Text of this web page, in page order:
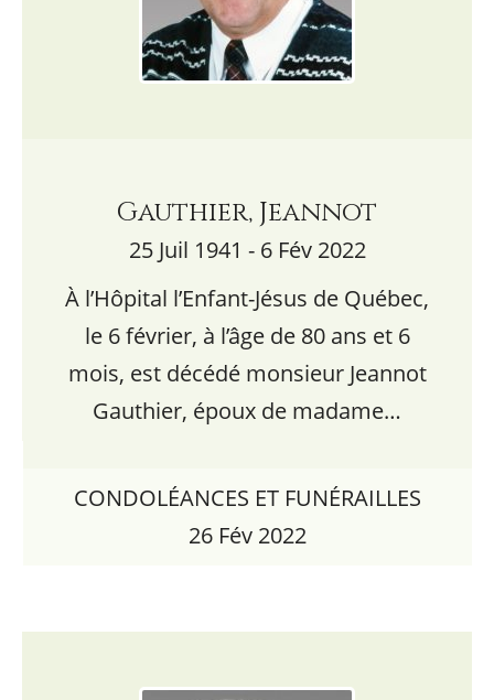
Gauthier, Jeannot
25 Juil 1941 - 6 Fév 2022
À l’Hôpital l’Enfant-Jésus de Québec,
le 6 février, à l’âge de 80 ans et 6
mois, est décédé monsieur Jeannot
Gauthier, époux de madame…
CONDOLÉANCES ET FUNÉRAILLES
26 Fév 2022